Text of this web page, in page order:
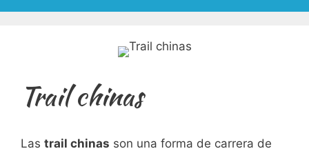
Trail chinas
Las​ trail chinas son una forma⁣ de carrera de